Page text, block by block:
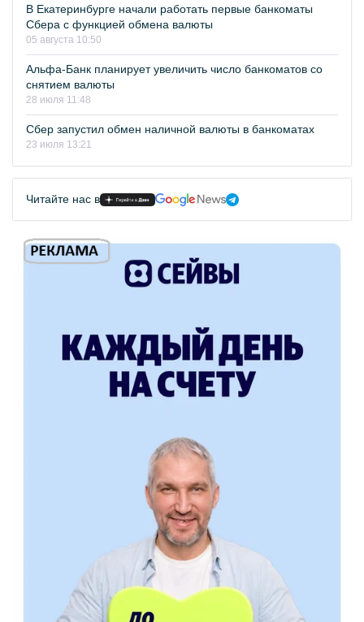
В Екатеринбурге начали работать первые банкоматы
Сбера с функцией обмена валюты
05 августа 10:50
Альфа-Банк планирует увеличить число банкоматов со
снятием валюты
28 июля 11:48
Сбер запустил обмен наличной валюты в банкоматах
23 июля 13:21
Читайте нас в